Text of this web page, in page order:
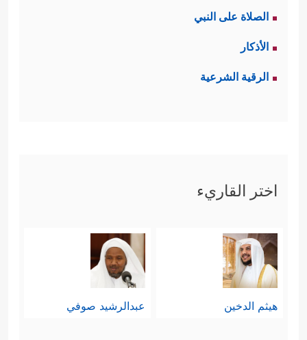
الصلاة على النبي
الأذكار
الرقية الشرعية
اختر القاريء
هيثم الدخين عبدالرشيد صوفي